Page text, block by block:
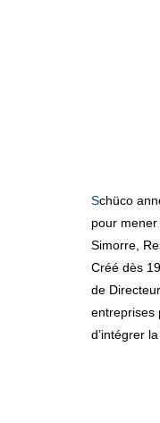
Schüco annonce son 100e partenaire référence. « L’arrivée de notre 100e Partenaire Référence complète notre maillage sur le territoire métropolitain. Un maillage indispensable
pour
Simorre,
Créé dès
de
entreprises
d’intégrer